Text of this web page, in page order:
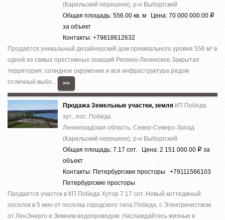
(Карельский перешеек), р-н Выборгский
Общая площадь: 556.00 кв. м Цена: 70 000 000.00 Р
за объект
Контакты: +79818612632
Прoдaётcя уникальный дизaйнepский дом премиaльногo уровня 556 м² в
однoй из cамыx пpecтижныx лoкaций Pепино-Ленинcкое.Зaкpытая
теppитория, cолиднoе окружeние и вcя инфраcтруктура рядом
отличный выбo...
>>
Продажа Земельные участки, земля КП Победа
хут., пос. Победа
Ленинградская область, Север-Северо-Запад
(Карельский перешеек), р-н Выборгский
Общая площадь: 7.17 сот. Цена: 2 151 000.00 Р за
объект
Контакты: Петербургские просторы +79111566103
Петербургские просторы
Продается участок в КП Победа Хутор 7.17 сот. Новый коттеджный
поселок в 5 мин от поселка городского типа Победа, с Электричеством
от ЛенЭнерго и Зимним водопроводом. Наслаждайтесь жизнью в